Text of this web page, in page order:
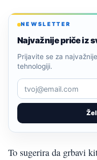
NEWSLETTER
Najvažnije priče iz
Prijavite se za
tehnologiji.
To sugerira da grbavi